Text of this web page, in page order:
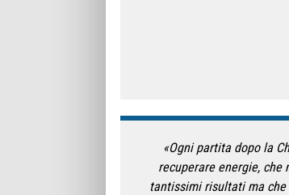
«Ogni partita dopo la
recuperare energie, che
tantissimi risultati ma